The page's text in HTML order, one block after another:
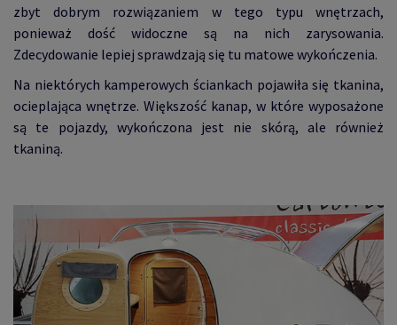
zbyt dobrym rozwiązaniem w tego typu wnętrzach,
ponieważ dość widoczne są na nich zarysowania.
Zdecydowanie lepiej sprawdzają się tu matowe wykończenia.
Na niektórych kamperowych ściankach pojawiła się tkanina,
ocieplająca wnętrze. Większość kanap, w które wyposażone
są te pojazdy, wykończona jest nie skórą, ale również
tkaniną.